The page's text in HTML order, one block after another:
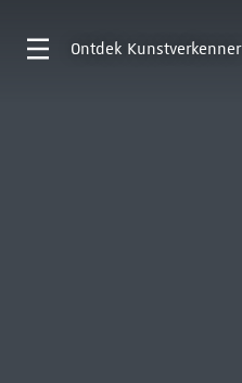
Ontdek Kunstverkenner